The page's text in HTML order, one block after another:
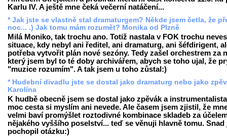
Karlu IV. A ještě mne čeká večerní natáčení...
* Jak jste se vlastně stal dramaturgem? Někde jsem četla, že
noc... .) Jak tomu mám rozumět? Monika od Plzně
Milá Moniko, tak trochu ano. Totiž nastala v FOK trochu
situace, kdy nebyl ani ředitel, ani dramaturg, ani šéfdirigent,
potřeba vytvořit plán nové sezóny. Tedy zašel orchestrem za
který jsem byl to té doby archivářem, abych se toho ujal, že
"muzice rozumím". A tak jsem u toho zůstal:)
* Hudební divadlu jste se dostal jako dramaturg nebo jako
Karolína
K hudbě obecně jsem se dostal jako zpěvák a
moc cesta si myslím ani nevede. Ale časem jsem zjistil, že
velmi baví promýšlet roztodivné kombinace skladeb za
nějakého vyššího poselství... teď se věnuji hlavně tomu. Snad
pochopil otázku:)